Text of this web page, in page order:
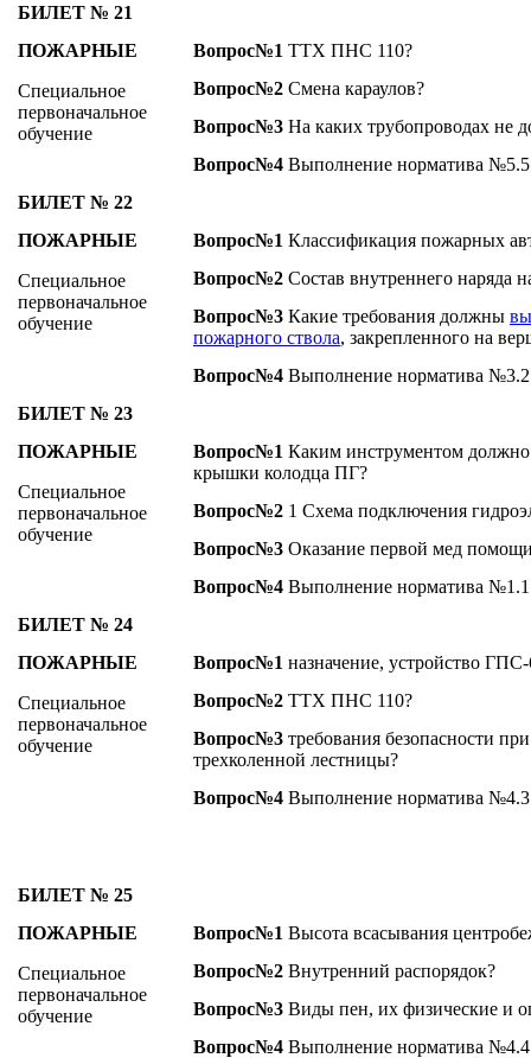
БИЛЕТ № 21
ПОЖАРНЫЕ
Специальное
первоначальное
обучение
Вопрос№1 ТТХ ПНС 110?
Вопрос№2 Смена караулов?
Вопрос№3 На каких трубопроводах не
Вопрос№4 Выполнение норматива №5.5
БИЛЕТ № 22
ПОЖАРНЫЕ
Специальное
первоначальное
обучение
Вопрос№1 Классификация пожарных
Вопрос№2 Состав внутреннего наряда
Вопрос№3 Какие требования должны
пожарного ствола, закрепленного на
Вопрос№4 Выполнение норматива №3.2
БИЛЕТ № 23
ПОЖАРНЫЕ
Специальное
первоначальное
обучение
Вопрос№1 Каким инструментом должно
крышки колодца ПГ?
Вопрос№2 1 Схема подключения
Вопрос№3 Оказание первой мед
Вопрос№4 Выполнение норматива №1.1
БИЛЕТ № 24
ПОЖАРНЫЕ
Специальное
первоначальное
обучение
Вопрос№1 назначение, устройство
Вопрос№2 ТТХ ПНС 110?
Вопрос№3 требования безопасности
трехколенной лестницы?
Вопрос№4 Выполнение норматива №4.3
БИЛЕТ № 25
ПОЖАРНЫЕ
Специальное
первоначальное
обучение
Вопрос№1 Высота всасывания
Вопрос№2 Внутренний распорядок?
Вопрос№3 Виды пен, их физические и
Вопрос№4 Выполнение норматива №4.4